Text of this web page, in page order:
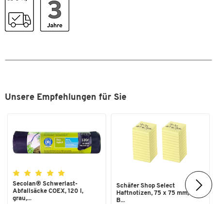
Unsere Empfehlungen für Sie
Secolan® Schwerlast-
Abfallsäcke COEX, 120 l,
grau,...
Schäfer Shop Select
Haftnotizen, 75 x 75 mm, 100
B...